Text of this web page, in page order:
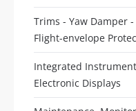
Trims - Yaw Damper -
Flight-envelope
Integrated
Electronic Displays